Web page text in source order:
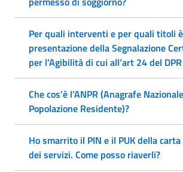
Per quali interventi e per quali titoli
presentazione della Segnalazione
per l’Agibilità di cui all’art 24 del
Che cos’è l’ANPR (Anagrafe
Popolazione Residente)?
Ho smarrito il PIN e il PUK della
dei servizi. Come posso riaverli?